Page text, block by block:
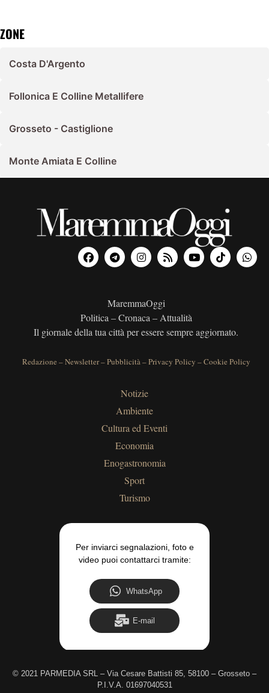
ZONE
Costa D'Argento
Follonica E Colline Metallifere
Grosseto - Castiglione
Monte Amiata E Colline
MaremmaOggi
Politica – Cronaca – Attualità
Il giornale della tua città per essere sempre aggiornato.
Redazione –Newsletter–Pubblicità–Privacy Policy –Cookie Policy
Notizie
Ambiente
Cultura ed Eventi
Economia
Enogastronomia
Sport
Turismo
Per inviarci segnalazioni, foto e
video puoi contattarci tramite:
WhatsApp
E-mail
© 2021 PARMEDIA SRL – Via Cesare Battisti 85, 58100 – Grosseto –
P.I.V.A. 01697040531